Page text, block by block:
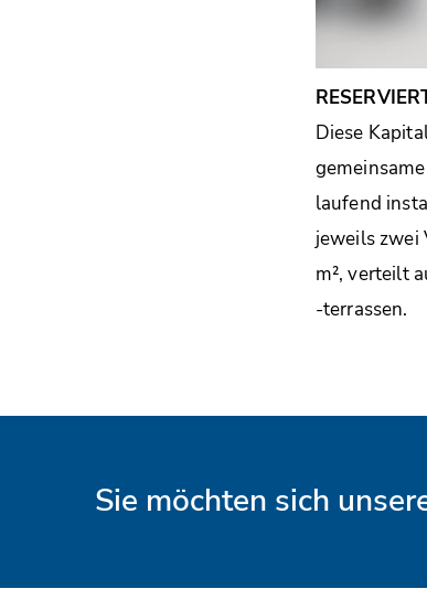
Diese
laufend
jeweils zwei
m², verteilt
-terrassen.
Sie möchten sich